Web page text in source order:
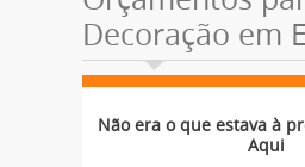
Decoração em
Não era o que estava à
Aqui